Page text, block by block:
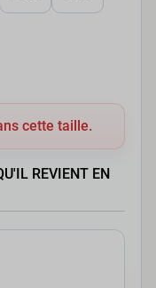
cette taille.
REVIENT EN